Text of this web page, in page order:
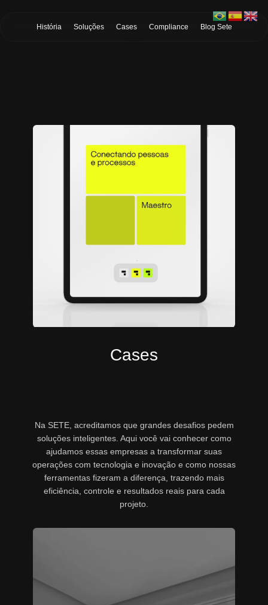
História Soluções Cases Compliance Blog Sete
Cases
Na SETE, acreditamos que grandes desafios pedem
soluções inteligentes. Aqui você vai conhecer como
ajudamos essas empresas a transformar suas
operações com tecnologia e inovação e como nossas
ferramentas fizeram a diferença, trazendo mais
eficiência, controle e resultados reais para cada
projeto.